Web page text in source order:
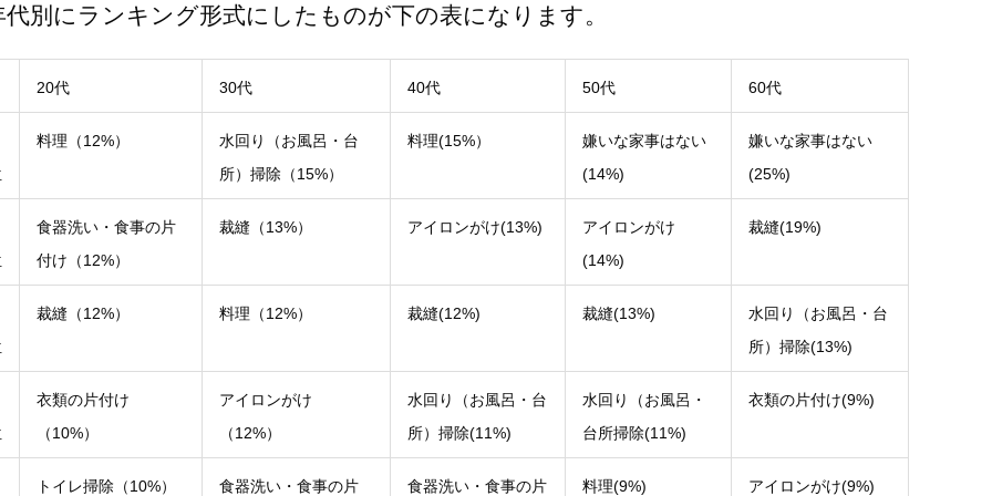
代別にランキング形式にしたものが下の表になります。
20代 30代 40代 50代 60代
料理（12%）
水回り（お風呂・台
所）掃除（15%）
料理(15%）
嫌いな家事はない
(14%)
嫌いな家事はない
(25%)
食器洗い・食事の片
付け（12%）
裁縫（13%） アイロンがけ(13%)
アイロンがけ
(14%)
裁縫(19%)
裁縫（12%） 料理（12%） 裁縫(12%) 裁縫(13%)
水回り（お風呂・台
所）掃除(13%)
衣類の片付け
（10%）
アイロンがけ
（12%）
水回り（お風呂・台
所）掃除(11%)
水回り（お風呂・
台所掃除(11%)
衣類の片付け(9%)
トイレ掃除（10%） 食器洗い・食事の片 食器洗い・食事の片 料理(9%) アイロンがけ(9%)